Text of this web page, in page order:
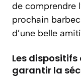
de comprendre
prochain
d’une belle
Les
garantir la